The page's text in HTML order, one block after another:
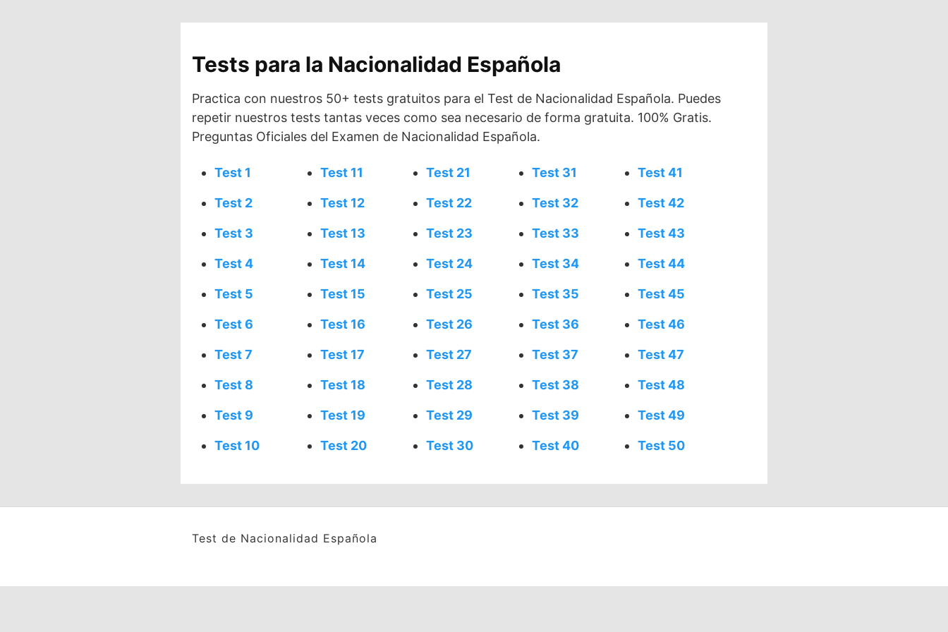
Tests para la Nacionalidad Española
Practica con nuestros 50+ tests gratuitos para el Test de Nacionalidad Española. Puedes
repetir nuestros tests tantas veces como sea necesario de forma gratuita. 100% Gratis.
Preguntas Oficiales del Examen de Nacionalidad Española.
Test 1
Test 2
Test 3
Test 4
Test 5
Test 6
Test 7
Test 8
Test 9
Test 10
Test 11
Test 12
Test 13
Test 14
Test 15
Test 16
Test 17
Test 18
Test 19
Test 20
Test 21
Test 22
Test 23
Test 24
Test 25
Test 26
Test 27
Test 28
Test 29
Test 30
Test 31
Test 32
Test 33
Test 34
Test 35
Test 36
Test 37
Test 38
Test 39
Test 40
Test 41
Test 42
Test 43
Test 44
Test 45
Test 46
Test 47
Test 48
Test 49
Test 50
Test de Nacionalidad Española